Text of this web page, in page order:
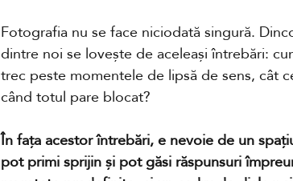
Fotografia nu se face niciodată singură.
dintre noi se lovește de aceleași întrebări:
trec peste momentele de lipsă de sens, cât
când totul pare blocat?
În fața acestor întrebări, e nevoie de un
pot primi sprijin și pot găsi răspunsuri